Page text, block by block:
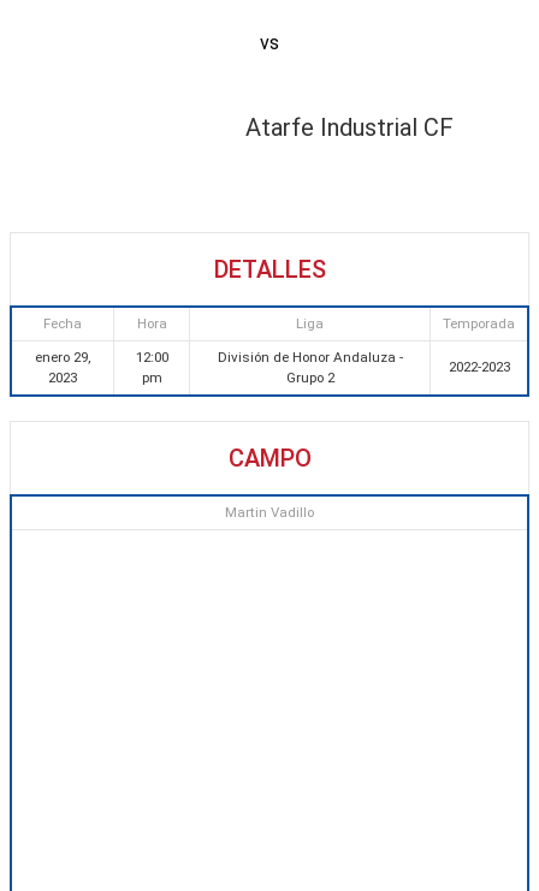
vs
Atarfe Industrial CF
DETALLES
Fecha Hora Liga
Temporada
enero 29,
2023
12:00
pm
División de Honor Andaluza -
Grupo 2
2022-2023
CAMPO
Martin Vadillo